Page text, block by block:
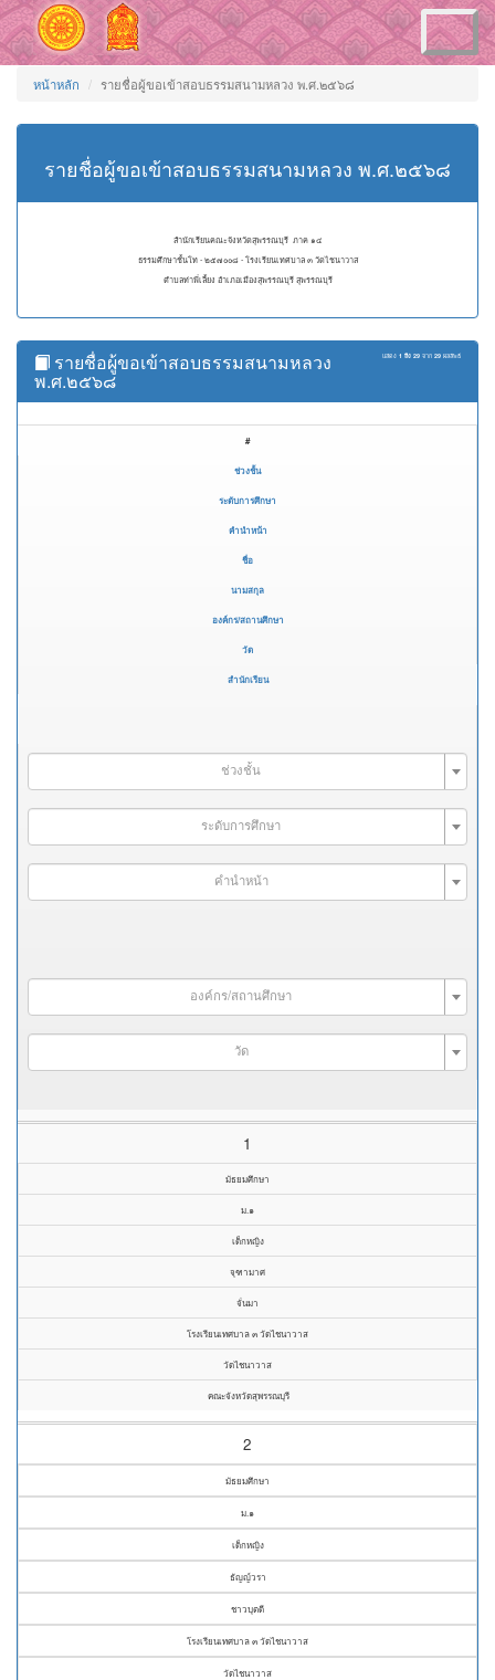
Toggle
navigation
หน้าหลัก รายชื่อผู้ขอเข้าสอบธรรมสนามหลวง พ.ศ.๒๕๖๘
รายชื่อผู้ขอเข้าสอบธรรมสนามหลวง พ.ศ.๒๕๖๘
สำนักเรียนคณะจังหวัดสุพรรณบุรี ภาค ๑๔
ธรรมศึกษาชั้นโท - ๒๕๗๐๐๘ - โรงเรียนเทศบาล ๓ วัดไชนาวาส
ตำบลท่าพี่เลี้ยง อำเภอเมืองสุพรรณบุรี สุพรรณบุรี
แสดง 1 ถึง 29 จาก 29 ผลลัพธ์
รายชื่อผู้ขอเข้าสอบธรรมสนามหลวง
พ.ศ.๒๕๖๘
#
ช่วงชั้น
ระดับการศึกษา
คำนำหน้า
ชื่อ
นามสกุล
องค์กร/สถานศึกษา
วัด
สำนักเรียน
ช่วงชั้น
ระดับการศึกษา
คำนำหน้า
องค์กร/สถานศึกษา
วัด
1
มัธยมศึกษา
ม.๑
เด็กหญิง
จุฑามาศ
จั่นมา
โรงเรียนเทศบาล ๓ วัดไชนาวาส
วัดไชนาวาส
คณะจังหวัดสุพรรณบุรี
2
มัธยมศึกษา
ม.๑
เด็กหญิง
ธัญญ์วรา
ชาวบุตดี
โรงเรียนเทศบาล ๓ วัดไชนาวาส
วัดไชนาวาส